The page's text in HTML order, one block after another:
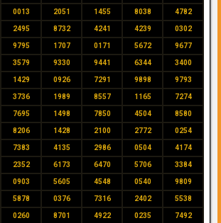
0013 2051 1455 8038 4782
2495 8732 4241 4239 0302
9795 1707 0171 5672 9677
3579 9330 9441 6344 3400
1429 0926 7291 9898 9793
3736 1989 8557 1165 7274
7695 1498 7850 4504 8580
8206 1428 2100 2772 0254
7383 4135 2986 0504 4174
2352 6173 6470 5706 3384
0903 5605 4548 0540 9809
5878 0376 7316 2402 5538
0260 8701 4922 0235 7492